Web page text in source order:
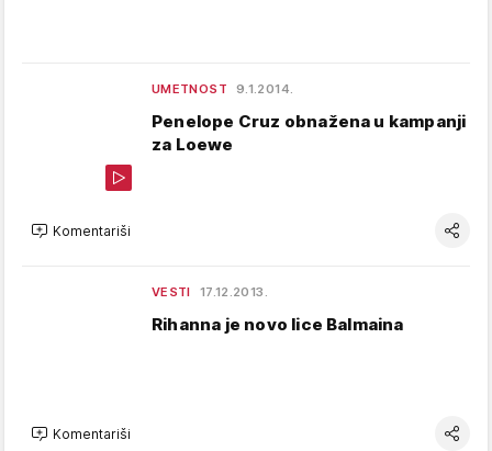
UMETNOST 9.1.2014.
Penelope Cruz obnažena u kampanji
za Loewe
Komentariši
VESTI 17.12.2013.
Rihanna je novo lice Balmaina
Komentariši